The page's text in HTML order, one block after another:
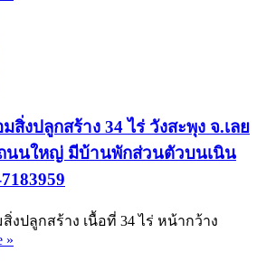
สิ่งปลูกสร้าง 34 ไร่ วังสะพุง จ.เลย
นนใหญ่ มีบ้านพักส่วนตัวบนเนิน
งปลูกสร้าง เนื้อที่ 34 ไร่ หน้ากว้าง
»